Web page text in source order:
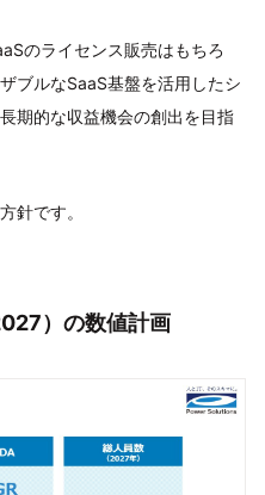
のライセンス販売はもちろ
ブルなSaaS基盤を活用したシ
期的な収益機会の創出を目指
針です。
）の数値計画